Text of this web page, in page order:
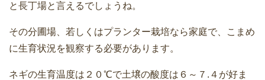
と長丁場と言えるでしょうね。
その分圃場、若しくはプランター栽培なら家庭で、こまめ
に生育状況を観察する必要があります。
ネギの生育温度は２０℃で土壌の酸度は６～７.４が好ま